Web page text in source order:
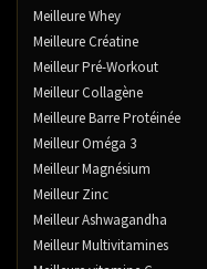
Meilleure Whey
Meilleure Créatine
Meilleur Pré-Workout
Meilleur Collagène
Meilleure Barre Protéinée
Meilleur Oméga 3
Meilleur Magnésium
Meilleur Zinc
Meilleur Ashwagandha
Meilleur Multivitamines